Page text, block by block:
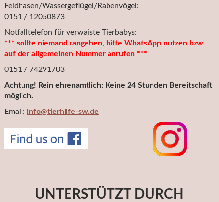
Feldhasen/Wassergeflügel/Rabenvögel:
0151 / 12050873
Notfalltelefon für verwaiste Tierbabys:
*** sollte niemand rangehen, bitte WhatsApp nutzen bzw.
auf der allgemeinen Nummer anrufen ***
0151 / 74291703
Achtung! Rein ehrenamtlich: Keine 24 Stunden Bereitschaft
möglich.
Email: info@tierhilfe-sw.de
UNTERSTÜTZT DURCH